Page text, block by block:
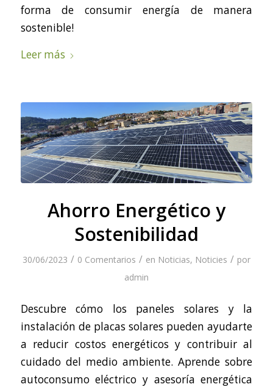
forma de consumir energía de manera
sostenible!
Leer más
Ahorro Energético y
Sostenibilidad
30/06/2023 / 0 Comentarios / en Noticias, Noticies / por
admin
Descubre cómo los paneles solares y la
instalación de placas solares pueden ayudarte
a reducir costos energéticos y contribuir al
cuidado del medio ambiente. Aprende sobre
autoconsumo eléctrico y asesoría energética